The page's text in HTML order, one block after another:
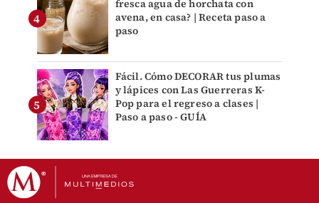
fresca agua de horchata con
avena, en casa? | Receta paso a
paso
Fácil. Cómo DECORAR tus plumas
y lápices con Las Guerreras K-
Pop para el regreso a clases |
Paso a paso - GUÍA